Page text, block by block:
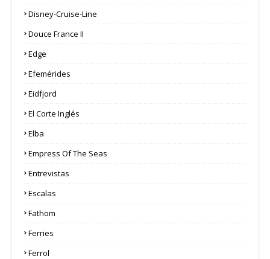
Disney-Cruise-Line
Douce France II
Edge
Efemérides
Eidfjord
El Corte Inglés
Elba
Empress Of The Seas
Entrevistas
Escalas
Fathom
Ferries
Ferrol